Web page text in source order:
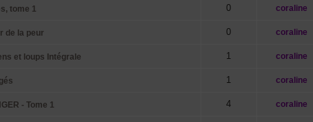
tome 1 0 coraline
de la peur 0 coraline
et loups Intégrale 1 coraline
1 coraline
- Tome 1 4 coraline